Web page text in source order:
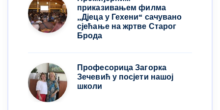
приказивањем филма
„Дјеца у Гехени“ сачувано
сјећање на жртве Старог
Брода
Професорица Загорка
Зечевић у посјети нашој
школи